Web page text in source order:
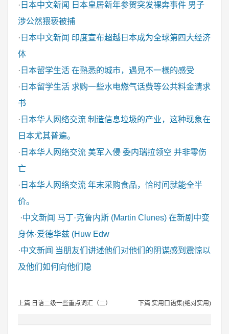
· 日本中文新闻
日本皇居新年参贺突发裸奔事件 男子
涉公然猥亵被捕
· 日本中文新闻 印度宣布超越日本成为全球第四大经济
体
· 日本留学生活 在熟悉的城市，遇見不一樣的感受
· 日本留学生活 求购一些水电燃气话费等公共料金请求
书
· 日本华人网络交流 制造信息垃圾的产业，这种现象在
日本尤其普遍。
· 日本华人网络交流 美军入侵 委内瑞拉领空 并非零伤
亡
· 日本华人网络交流 年末采购食品，恰时间就能全半
价。
·中文新闻 马丁·克鲁内斯 (Martin Clunes) 在新剧中变
身休·爱德华兹 (Huw Edw
·中文新闻 当朋友们讲述他们对他们的阴谋感到震惊以
及他们如何向他们隐
上篇:日语二级一些重点词汇（二） 下篇:实用口语集(绝对实用)